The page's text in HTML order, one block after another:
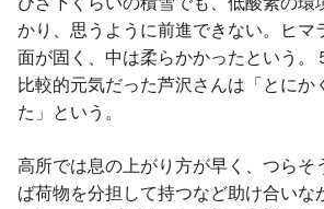
かり、思うように前進できない。ヒマ
面が固く、中は柔らかかったという。
比較的元気だった芦沢さんは「とにか
た」という。
高所では息の上がり方が早く、つらそ
ば荷物を分担して持つなど助け合いな